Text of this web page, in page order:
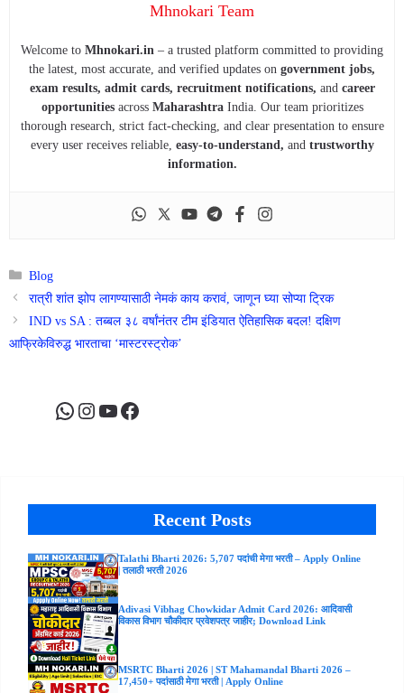
Mhnokari Team
Welcome to Mhnokari.in – a trusted platform committed to providing
the latest, most accurate, and verified updates on government jobs,
exam results, admit cards, recruitment notifications, and career
opportunitiesacross MaharashtraIndia. Our team prioritizes
thorough research, strict fact-checking, and clear presentation to ensure
every user receives reliable, easy-to-understand, and trustworthy
information.
Categories
Blog
रात्री शांत झोप लागण्यासाठी नेमकं काय करावं, जाणून घ्या सोप्या ट्रिक
IND vs SA : तब्बल ३८ वर्षांनंतर टीम इंडियात ऐतिहासिक बदल! दक्षिण
आफ्रिकेविरुद्ध भारताचा ‘मास्टरस्ट्रोक’
WhatsApp
Instagram
YouTube
Facebook
Recent Posts
Talathi Bharti 2026: 5,707 पदांची मेगा भरती – Apply Online
| तलाठी भरती 2026
Adivasi Vibhag Chowkidar Admit Card 2026: आदिवासी
विकास विभाग चौकीदार प्रवेशपत्र जाहीर; Download Link
MSRTC Bharti 2026 | ST Mahamandal Bharti 2026 –
17,450+ पदांसाठी मेगा भरती | Apply Online